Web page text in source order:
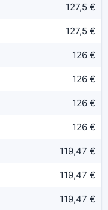
127,5 €
127,5 €
126 €
126 €
126 €
126 €
119,47 €
119,47 €
119,47 €